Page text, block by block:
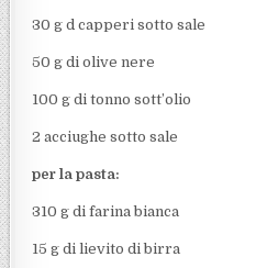
30 g d capperi sotto sale
50 g di olive nere
100 g di tonno sott’olio
2 acciughe sotto sale
per la pasta:
310 g di farina bianca
15 g di lievito di birra